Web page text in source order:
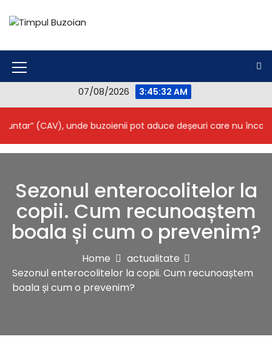
c
n
M
n
I
o
n
07/08/2026 3:45:33 AM
unde buzoienii pot aduce deșeuri care nu încap în
Sezonul enterocolitelor la
copii. Cum recunoaștem
boala și cum o prevenim?
Home
actualitate
Sezonul enterocolitelor la copii. Cum recunoaștem
boala și cum o prevenim?